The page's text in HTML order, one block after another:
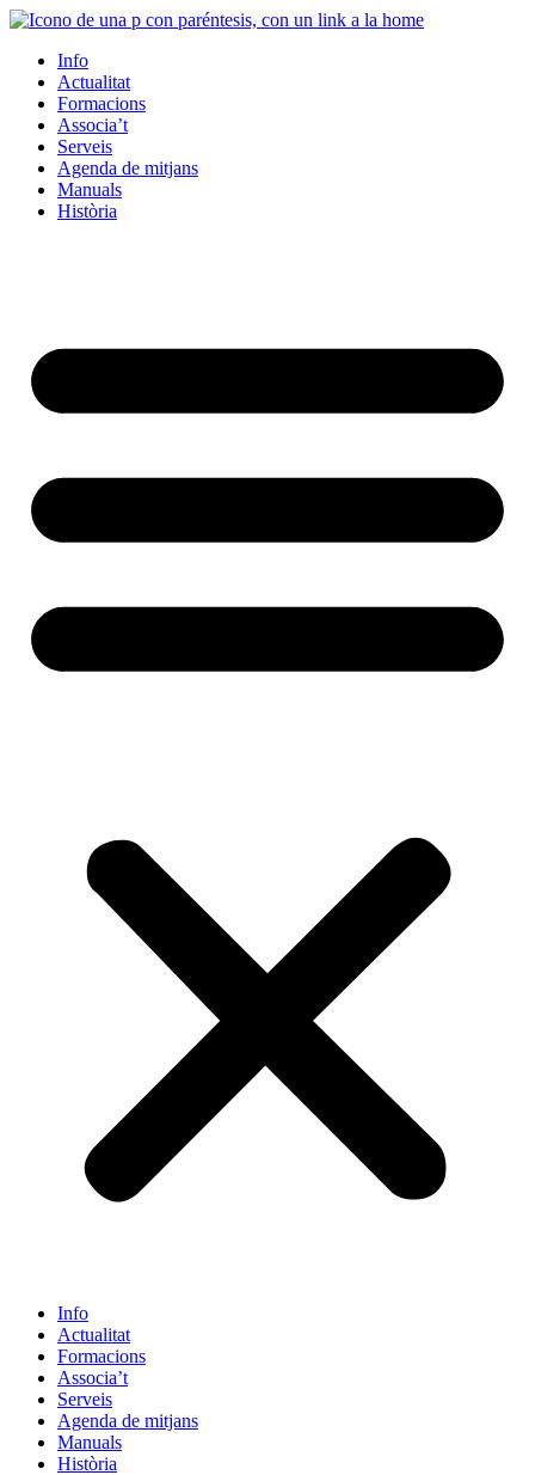
Info
Actualitat
Formacions
Associa’t
Serveis
Agenda de mitjans
Manuals
Història
Info
Actualitat
Formacions
Associa’t
Serveis
Agenda de mitjans
Manuals
Història